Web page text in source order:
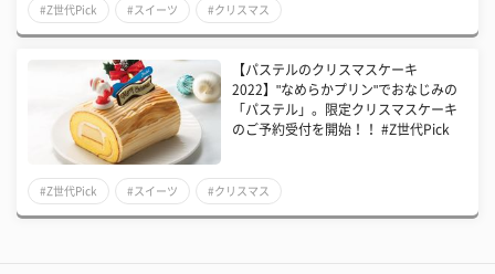
#Z世代Pick #スイーツ #クリスマス
【パステルのクリスマスケーキ
2022】"なめらかプリン"でおなじみの
「パステル」。限定クリスマスケーキ
のご予約受付を開始！！ #Z世代Pick
#Z世代Pick #スイーツ #クリスマス